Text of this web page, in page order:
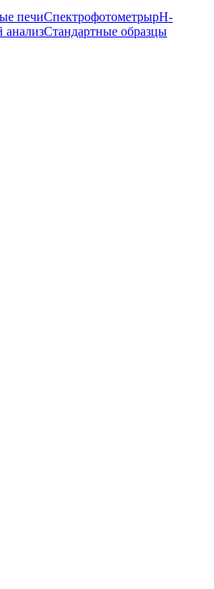
печиСпектрофотометрыpH-
анализСтандартные образцы